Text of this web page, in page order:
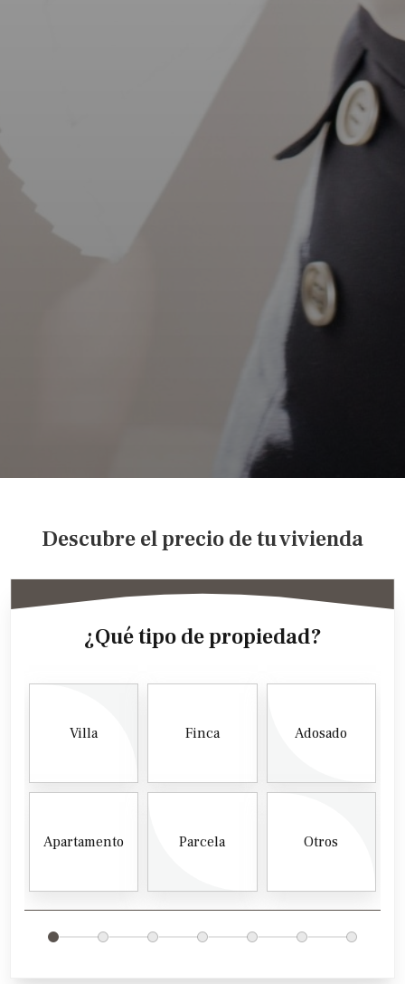
Descubre el precio de tu vivienda
¿Qué tipo de propiedad?
Villa Finca Adosado
Apartamento Parcela Otros